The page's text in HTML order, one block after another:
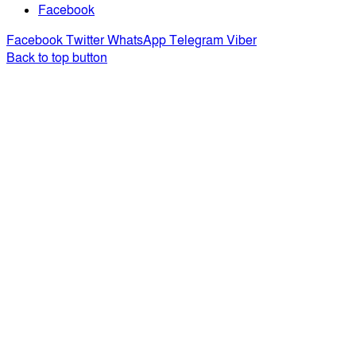
Facebook
FacebookTwitterWhatsAppTelegramViber
Back to top button